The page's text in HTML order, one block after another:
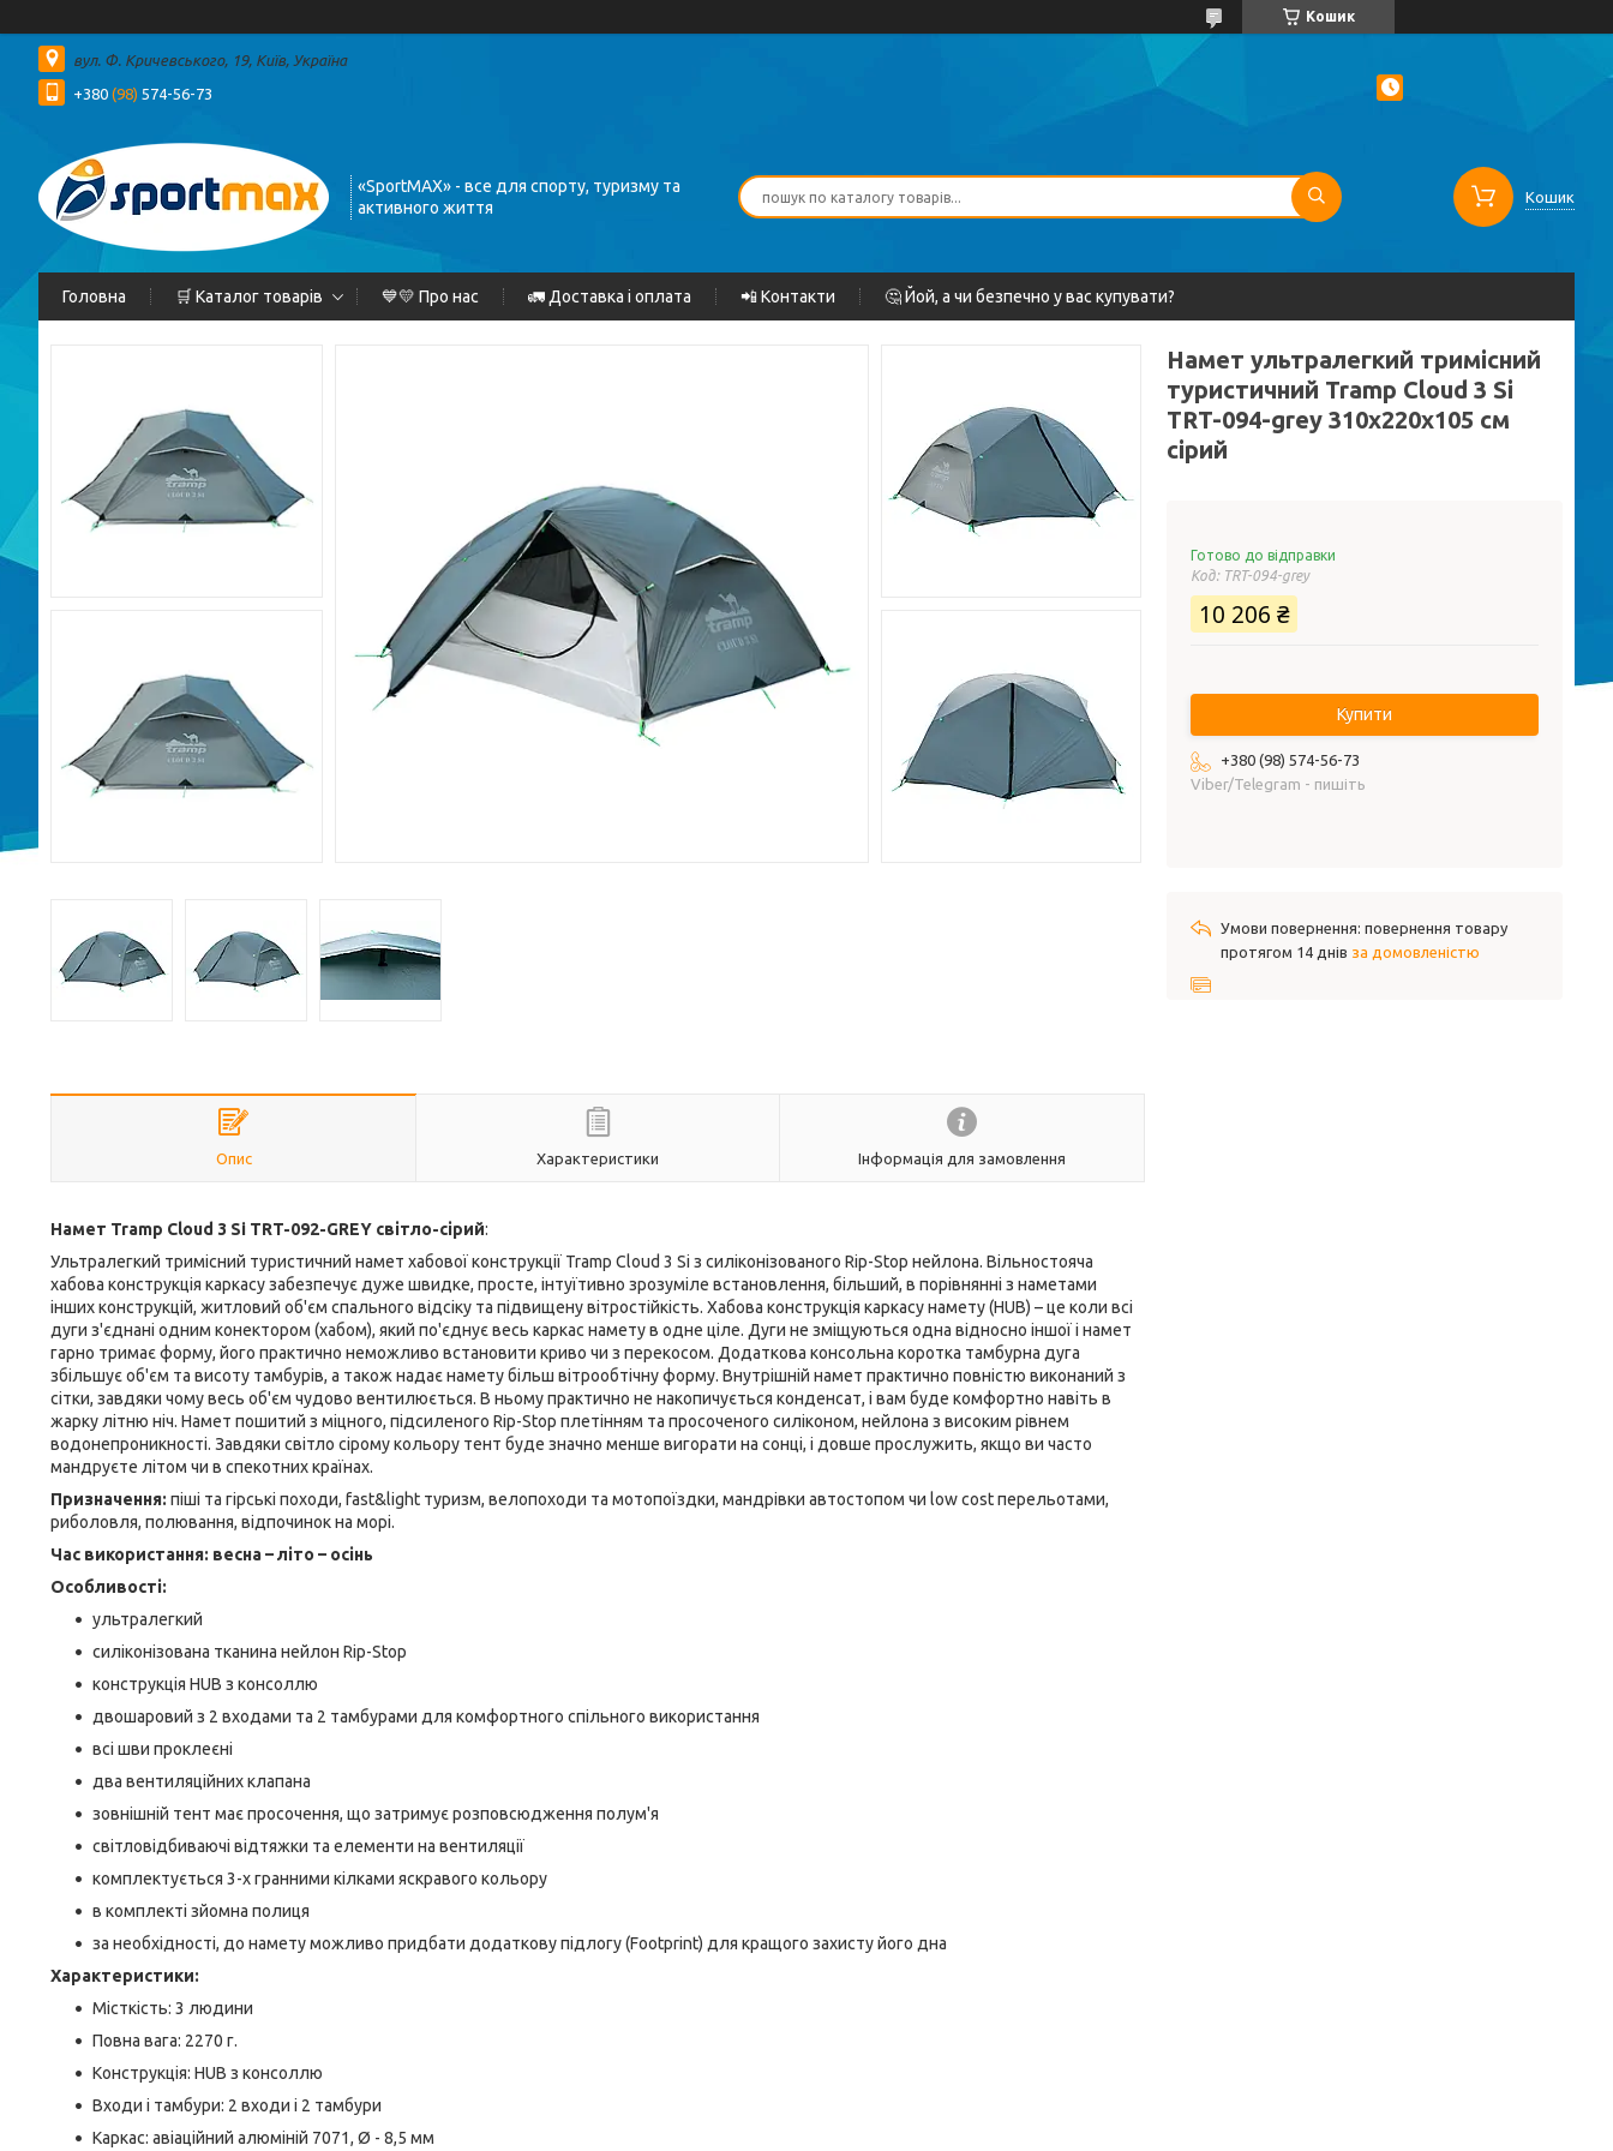
Кошик
вул. Ф. Кричевського, 19, Київ, Україна
+380 (98) 574-56-73
«SportMAX» - все для спорту, туризму та
активного життя
Кошик
Головна 🛒 Каталог товарів 💙💛 Про нас 🚛 Доставка і оплата 📲 Контакти 🤔 Йой, а чи безпечно у вас купувати?
Опис Характеристики Інформація для замовлення
Намет Tramp Cloud 3 Si TRT-092-GREY світло-сірий:
Ультралегкий тримісний туристичний намет хабової конструкції Tramp Cloud 3 Si з силіконізованого Rip-Stop нейлона. Вільностояча
хабова конструкція каркасу забезпечує дуже швидке, просте, інтуїтивно зрозуміле встановлення, більший, в порівнянні з наметами
інших конструкцій, житловий об'єм спального відсіку та підвищену вітростійкість. Хабова конструкція каркасу намету (HUB) – це коли всі
дуги з'єднані одним конектором (хабом), який по'єднує весь каркас намету в одне ціле. Дуги не зміщуються одна відносно іншої і намет
гарно тримає форму, його практично неможливо встановити криво чи з перекосом. Додаткова консольна коротка тамбурна дуга
збільшує об'єм та висоту тамбурів, а також надає намету більш вітрообтічну форму. Внутрішній намет практично повністю виконаний з
сітки, завдяки чому весь об'єм чудово вентилюється. В ньому практично не накопичується конденсат, і вам буде комфортно навіть в
жарку літню ніч. Намет пошитий з міцного, підсиленого Rip-Stop плетінням та просоченого силіконом, нейлона з високим рівнем
водонепроникності. Завдяки світло сірому кольору тент буде значно менше вигорати на сонці, і довше прослужить, якщо ви часто
мандруєте літом чи в спекотних країнах.
Призначення: піші та гірські походи, fast&light туризм, велопоходи та мотопоїздки, мандрівки автостопом чи low cost перельотами,
риболовля, полювання, відпочинок на морі.
Час використання: весна – літо – осінь
Особливості:
ультралегкий
силіконізована тканина нейлон Rip-Stop
конструкція HUB з консоллю
двошаровий з 2 входами та 2 тамбурами для комфортного спільного використання
всі шви проклеєні
два вентиляційних клапана
зовнішній тент має просочення, що затримує розповсюдження полум'я
світловідбиваючі відтяжки та елементи на вентиляції
комплектується 3-х гранними кілками яскравого кольору
в комплекті зйомна полиця
за необхідності, до намету можливо придбати додаткову підлогу (Footprint) для кращого захисту його дна
Характеристики:
Місткість: 3 людини
Повна вага: 2270 г.
Конструкція: HUB з консоллю
Входи і тамбури: 2 входи і 2 тамбури
Каркас: авіаційний алюміній 7071, Ø - 8,5 мм
Намет ультралегкий тримісний
туристичний Tramp Cloud 3 Si
TRT-094-grey 310х220х105 см
сірий
Готово до відправки
Код: TRT-094-grey
10 206 ₴
Купити
+380 (98) 574-56-73
Viber/Telegram - пишіть
повернення товару
протягом 14 днів за домовленістю